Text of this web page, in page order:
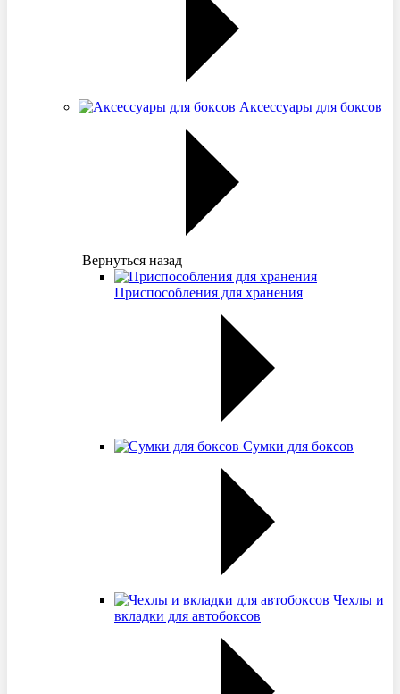
Аксессуары для боксов
Вернуться назад
Приспособления для хранения
Сумки для боксов
Чехлы и
вкладки для автобоксов